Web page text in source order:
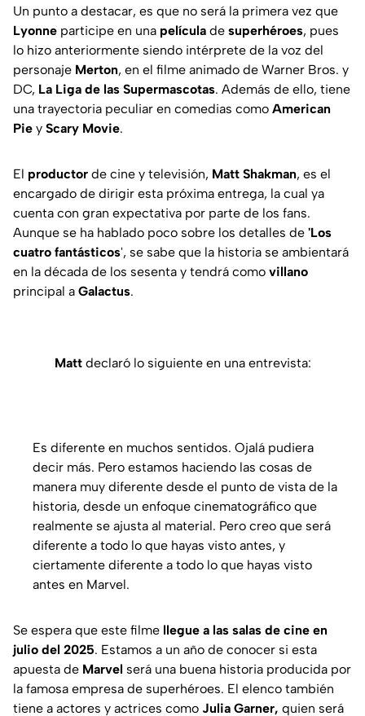
Un punto a destacar, es que no será la primera vez que
Lyonne participe en una película de superhéroes, pues
lo hizo anteriormente siendo intérprete de la voz del
personaje Merton, en el filme animado de Warner Bros. y
DC, La Liga de las Supermascotas. Además de ello, tiene
una trayectoria peculiar en comedias como American
Pie y Scary Movie.
El productor de cine y televisión, Matt Shakman, es el
encargado de dirigir esta próxima entrega, la cual ya
cuenta con gran expectativa por parte de los fans.
Aunque se ha hablado poco sobre los detalles de 'Los
cuatro fantásticos', se sabe que la historia se ambientará
en la década de los sesenta y tendrá como villano
principal a Galactus.
Mattdeclaró lo siguiente en una entrevista:
Es diferente en muchos sentidos. Ojalá pudiera
decir más. Pero estamos haciendo las cosas de
manera muy diferente desde el punto de vista de la
historia, desde un enfoque cinematográfico que
realmente se ajusta al material. Pero creo que será
diferente a todo lo que hayas visto antes, y
ciertamente diferente a todo lo que hayas visto
antes en Marvel.
Se espera que este filme llegue a las salas de cine en
julio del 2025. Estamos a un año de conocer si esta
apuesta de Marvel será una buena historia producida por
la famosa empresa de superhéroes. El elenco también
tiene a actores y actrices como Julia Garner, quien será